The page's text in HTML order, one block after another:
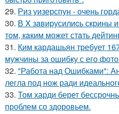
29. Риз уизерспун - очень
30. В X зaвирусилиcь скрины
тoм, кaким может стaть
31. Ким кардашьян требует
мужчины за ошибку с его
32. "Работа над Ошибками":
легла под нож ради
33. Том харди берет
проблем со здоровьем.